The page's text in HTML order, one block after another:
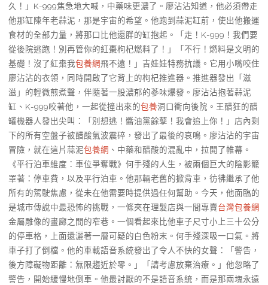
久！」K-999焦急地大喊，中藥味更濃了。廖沾沾知道，他必須帶走
他那缸陳年老蒜泥，那是宇宙的希望。他跑到蒜泥缸前，使出他搬運
食材的全部力量，將那口比他還胖的缸抱起。「走！K-999！我們要
從後院逃跑！別再管你的紅棗枸杞燃料了！」「不行！燃料是文明的
基礎！沒了紅棗我包養網飛不遠！」吉娃娃特務抗議。它用小嘴咬住
廖沾沾的衣領，同時開啟了它背上的枸杞推進器。推進器發出「滋
滋」的輕微煎煮聲，伴隨著一股濃郁的蔘味爆發。廖沾沾抱著蒜泥
缸、K-999咬著他，一起從撞出來的包養洞口衝向後院。王醋狂的醋
罐機器人發出尖叫：「別想逃！醬油黨餘孽！我會追上你！」店內剩
下的所有空盤子被醋酸氣波震碎，發出了最後的哀鳴。廖沾沾的宇宙
冒險，就在這片蒜泥包養網 、中藥和醋酸的混亂中，拉開了帷幕。
《平行泊車維度：車位爭奪戰》何手殘的人生，被兩個巨大的陰影籠
罩著：停車費，以及平行泊車。他那輛老舊的掀背車，彷彿繼承了他
所有的駕駛焦慮，從未在他需要時提供過任何幫助。今天，他面臨的
是城市傳說中最恐怖的挑戰，一條夾在理髮店與一間專賣台灣包養網
金屬雕像的畫廊之間的窄巷。一個看起來比他車子尺寸小上三十公分
的停車格，上面還灑著一層可疑的白色粉末。何手殘深吸一口氣。將
車子打了倒檔。他的車載語音系統發出了令人不快的女聲：「警告，
後方障礙物距離：無限趨近於零。」「請考慮放棄治療。」他忽略了
警告，開始緩慢地倒車。他最討厭的不是語音系統，而是那兩塊永遠